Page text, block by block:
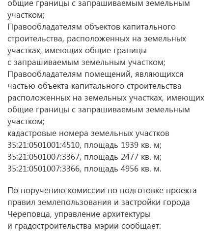
общие границы с запрашиваемым земельным
участком;
Правообладателям объектов капитального
строительства, расположенных на земельных
участках, имеющих общие границы
с запрашиваемым земельным участком;
Правообладателям помещений, являющихся
частью объекта капитального строительства
расположенных на земельных участках, имеющих
общие границы с запрашиваемым земельным
участком;
кадастровые номера земельных участков
35:21:0501001:4510, площадь 1939 кв. м;
35:21:0501007:3367, площадь 2477 кв. м;
35:21:0501007:3366, площадь 4956 кв. м.
По поручению комиссии по подготовке проекта
правил землепользования и застройки города
Череповца, управление архитектуры
и градостроительства мэрии сообщает: